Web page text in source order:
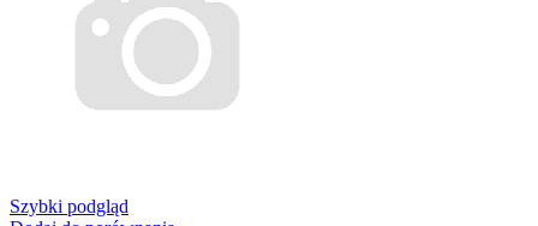
Szybki podgląd